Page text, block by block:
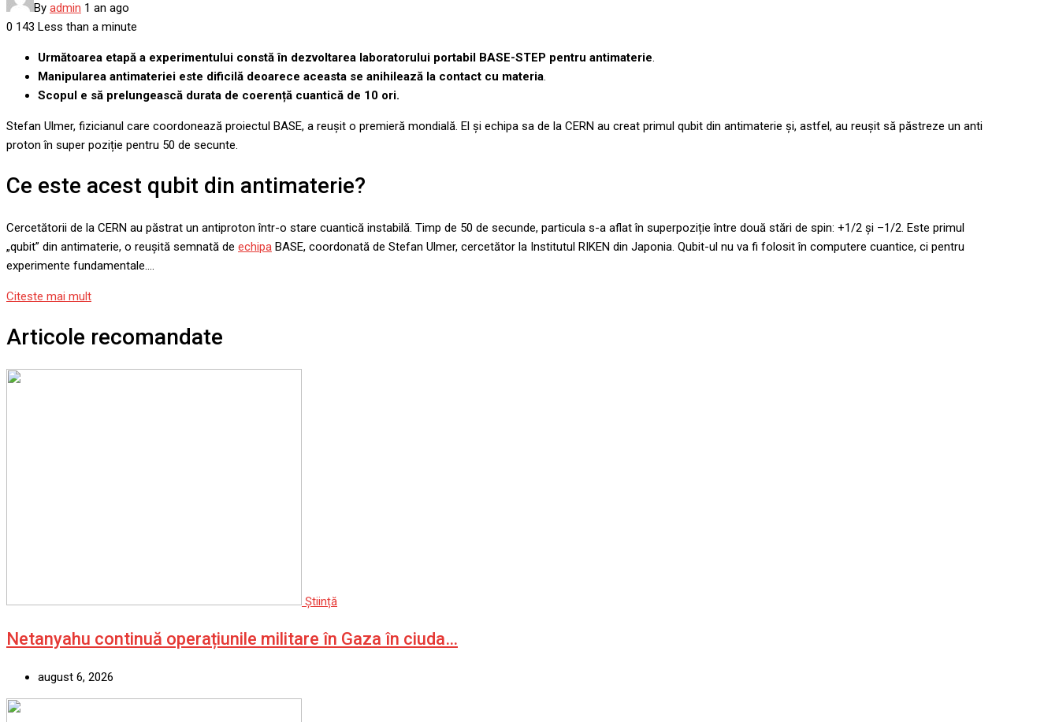
By admin 1 an ago
0 143 Less than a minute
Următoarea etapă a experimentului constă în dezvoltarea laboratorului portabil BASE-STEP pentru antimaterie.
Manipularea antimateriei este dificilă deoarece aceasta se anihilează la contact cu materia.
Scopul e să prelungească durata de coerență cuantică de 10 ori.
Stefan Ulmer, fizicianul care coordonează proiectul BASE, a reușit o premieră mondială. El și echipa sa de la CERN au creat primul qubit din antimaterie și, astfel, au reușit să păstreze un anti
proton în super poziție pentru 50 de secunte.
Ce este acest qubit din antimaterie?
Cercetătorii de la CERN au păstrat un antiproton într-o stare cuantică instabilă. Timp de 50 de secunde, particula s-a aflat în superpoziție între două stări de spin: +1/2 și –1/2. Este primul
„qubit” din antimaterie, o reușită semnată de echipa BASE, coordonată de Stefan Ulmer, cercetător la Institutul RIKEN din Japonia. Qubit-ul nu va fi folosit în computere cuantice, ci pentru
experimente fundamentale….
Citeste mai mult
Articole recomandate
Știință
Netanyahu continuă operațiunile militare în Gaza în ciuda…
august 6, 2026